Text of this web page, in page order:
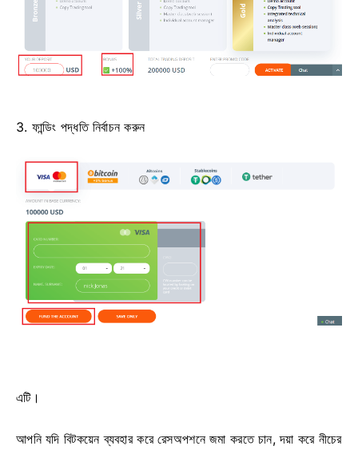
3. ফান্ডিং পদ্ধতি নির্বাচন করুন
এটি।
আপনি যদি বিটকয়েন ব্যবহার করে রেসঅপশনে জমা করতে চান, দয়া করে নীচের